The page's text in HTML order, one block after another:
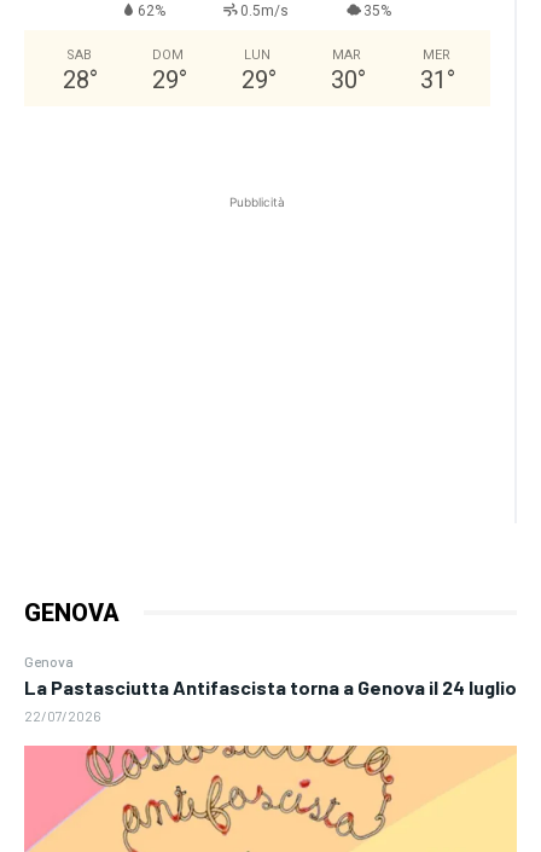
62% 0.5m/s 35%
SAB
28°
DOM
29°
LUN
29°
MAR
30°
MER
31 °
Pubblicità
GENOVA
Genova
La Pastasciutta Antifascista torna a Genova il 24 luglio
22/07/2026